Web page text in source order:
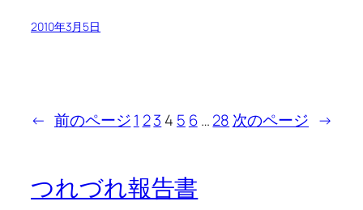
2010年3月5日
← 前のページ1 23 4 5 6 …28 次のページ →
つれづれ報告書